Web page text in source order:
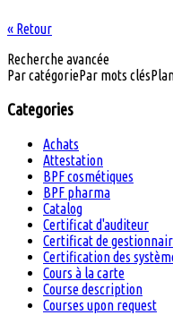
« Retour
Recherche avancée
Par catégoriePar mots clés
Categories
Achats
Attestation
BPF cosmétiques
BPF pharma
Catalog
Certificat d'auditeur
Certificat de
Certification des
Cours à la carte
Course description
Courses upon request